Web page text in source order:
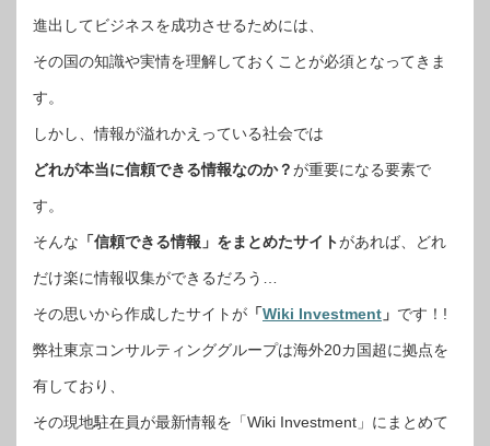
進出してビジネスを成功させるためには、
その国の知識や実情を理解しておくことが必須となってきま
す。
しかし、情報が溢れかえっている社会では
どれが本当に信頼できる情報なのか？が重要になる要素で
す。
そんな 「信頼できる情報」をまとめたサイトがあれば、どれ
だけ楽に情報収集ができるだろう…
その思いから作成したサイトが 「Wiki Investment 」 です！!
弊社東京コンサルティンググループは海外20カ国超に拠点を
有しており、
その現地駐在員が最新情報を「Wiki Investment」にまとめて